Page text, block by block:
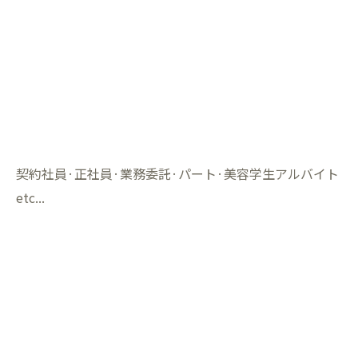
契約社員·正社員·業務委託·パート·美容学生アルバイト
etc...